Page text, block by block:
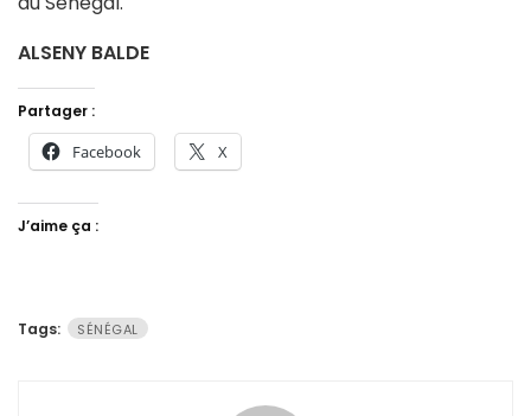
ALSENY BALDE
Partager :
Facebook X
J’aime ça :
Tags: SÉNÉGAL